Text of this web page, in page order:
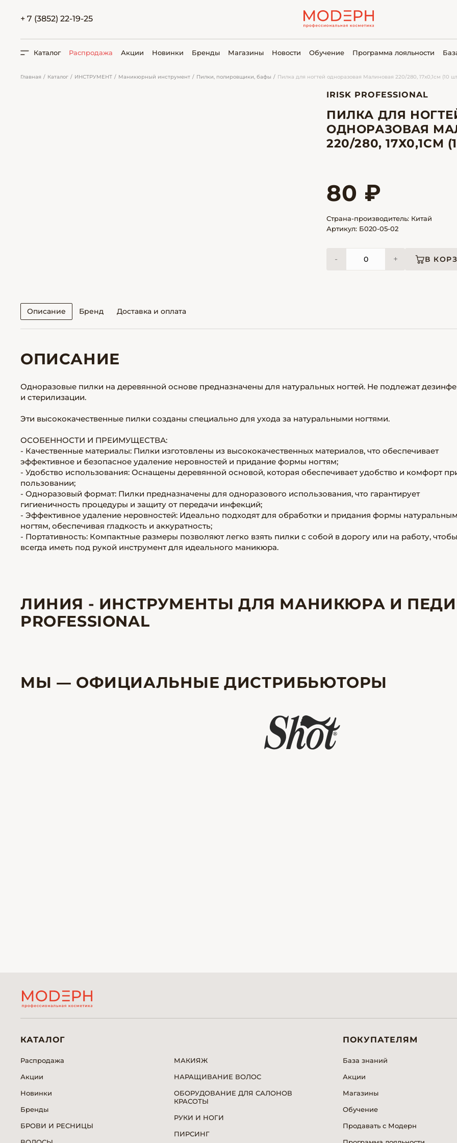
+ 7 (3852) 22-19-25
Каталог Распродажа Акции Новинки Бренды Магазины Новости Обучение Программа лояльности
Главная Каталог ИНСТРУМЕНТ Маникюрный инструмент Пилки, полировщики, бафы Пилка для ногтей одноразовая Малиновая 220/280, 17х0,1см (10
IRISK PROFESSIONAL
ПИЛКА ДЛЯ
ОДНОРАЗОВАЯ
220/280, 17Х0,1СМ
80 ₽
Страна-производитель: Китай
Артикул: Б020-05-02
- + В
Описание Бренд Доставка и оплата
ОПИСАНИЕ
Одноразовые пилки на деревянной основе предназначены для натуральных ногтей. Не подлежат
и стерилизации.
Эти высококачественные пилки созданы специально для ухода за натуральными ногтями.
ОСОБЕННОСТИ И ПРЕИМУЩЕСТВА:
- Качественные материалы: Пилки изготовлены из высококачественных материалов, что обеспечивает
эффективное и безопасное удаление неровностей и придание формы ногтям;
- Удобство использования: Оснащены деревянной основой, которая обеспечивает удобство и комфорт
пользовании;
- Одноразовый формат: Пилки предназначены для одноразового использования, что гарантирует
гигиеничность процедуры и защиту от передачи инфекций;
- Эффективное удаление неровностей: Идеально подходят для обработки и придания формы натуральным
ногтям, обеспечивая гладкость и аккуратность;
- Портативность: Компактные размеры позволяют легко взять пилки с собой в дорогу или на работу, чтобы
всегда иметь под рукой инструмент для идеального маникюра.
ЛИНИЯ - ИНСТРУМЕНТЫ ДЛЯ МАНИКЮРА И
PROFESSIONAL
МЫ — ОФИЦИАЛЬНЫЕ ДИСТРИБЬЮТОРЫ
КАТАЛОГ
Распродажа
Акции
Новинки
Бренды
БРОВИ И РЕСНИЦЫ
МАКИЯЖ
НАРАЩИВАНИЕ ВОЛОС
ОБОРУДОВАНИЕ ДЛЯ САЛОНОВ
КРАСОТЫ
РУКИ И НОГИ
ПИРСИНГ
ПОКУПАТЕЛЯМ
База знаний
Акции
Магазины
Обучение
Продавать с Модерн